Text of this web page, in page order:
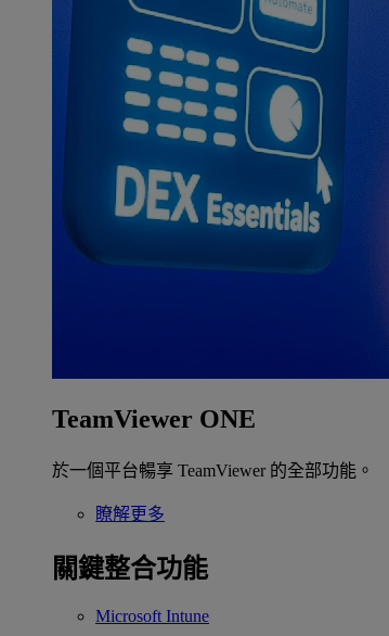
TeamViewer ONE
於一個平台暢享 TeamViewer 的全部功能。
瞭解更多
關鍵整合功能
Microsoft Intune